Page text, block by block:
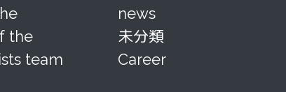
the
team
news
未分類
Career